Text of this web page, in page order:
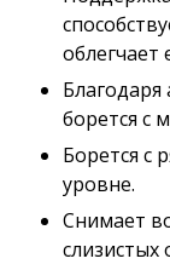
облегчает
Благодаря
борется с
Борется с
уровне.
Снимает
слизистых